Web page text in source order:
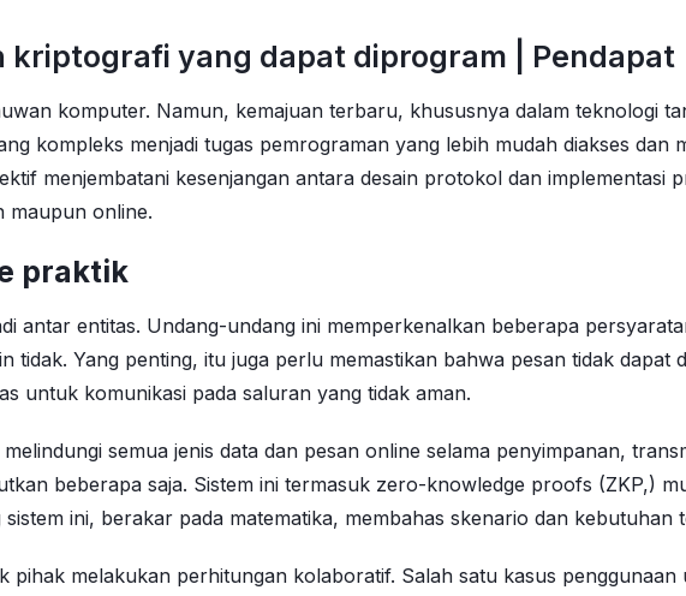
yang dapat diprogram | Pendapat
komputer. Namun, kemajuan terbaru, khususnya dalam teknologi
kompleks menjadi tugas pemrograman yang lebih mudah diakses dan
menjembatani kesenjangan antara desain protokol dan implementasi
maupun online.
praktik
antar entitas. Undang-undang ini memperkenalkan beberapa
tidak. Yang penting, itu juga perlu memastikan bahwa pesan tidak dapat
untuk komunikasi pada saluran yang tidak aman.
semua jenis data dan pesan online selama penyimpanan,
beberapa saja. Sistem ini termasuk zero-knowledge proofs (ZKP,)
ini, berakar pada matematika, membahas skenario dan kebutuhan
pihak melakukan perhitungan kolaboratif. Salah satu kasus